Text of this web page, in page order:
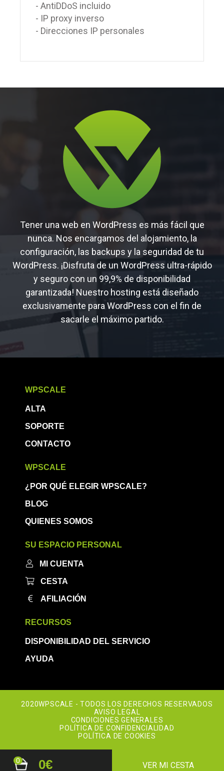
- AntiDDoS incluido
- IP proxy inverso
- Direcciones IP personales
0 0€ VER MI CESTA
Tener una web en WordPress es más fácil que
nunca. Nos encargamos del alojamiento, la
configuración, las backups y la seguridad de tu
WordPress. ¡Disfruta de un WordPress ultra-rápido
y seguro con un 99,9% de disponibilidad
garantizada! Nuestro hosting está diseñado
exclusivamente para WordPress con el fin de
sacarle el máximo partido.
WPSCALE
ALTA
SOPORTE
CONTACTO
WPSCALE
¿POR QUÉ ELEGIR WPSCALE?
BLOG
QUIENES SOMOS
SU ESPACIO PERSONAL
MI CUENTA
CESTA
AFILIACIÓN
RECURSOS
DISPONIBILIDAD DEL SERVICIO
AYUDA
2020WPSCALE - TODOS LOS DERECHOS RESERVADOS
AVISO LEGAL
CONDICIONES GENERALES
POLÍTICA DE CONFIDENCIALIDAD
POLÍTICA DE COOKIES